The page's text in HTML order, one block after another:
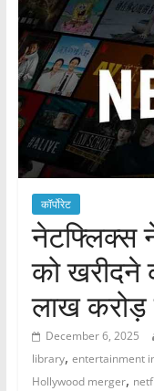
कॉर्पोरेट
नेटफ्लिक्स ने
को खरीदने
लाख करोड़
December 6, 2025
library, entertainment
Hollywood merger,